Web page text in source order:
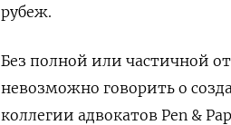
рубеж.
Без полной или частичной
невозможно говорить о
коллегии адвокатов Pen &